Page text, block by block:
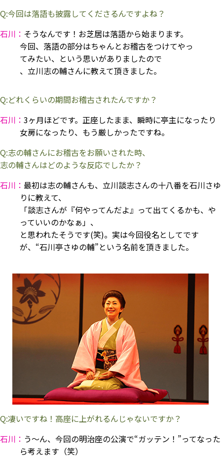
Q:今回は落語も披露してくださるんですよね？
石川： そうなんです！お芝居は落語から始まります。
今回、落語の部分はちゃんとお稽古をつけてやっ
てみたい、という思いがありましたので
、立川志の輔さんに教えて頂きました。
Q:どれくらいの期間お稽古されたんですか？
石川： 3ヶ月ほどです。正座したまま、瞬時に亭主になったり
女房になったり、もう厳しかったですね。
Q:志の輔さんにお稽古をお願いされた時、
志の輔さんはどのような反応でしたか？
石川： 最初は志の輔さんも、立川談志さんの十八番を石川さゆ
りに教えて、
「談志さんが『何やってんだよ』って出てくるかも、や
っていいのかなぁ」、
と思われたそうです(笑)。実は今回役名としてです
が、“石川亭さゆの輔”という名前を頂きました。
Q:凄いですね！高座に上がれるんじゃないですか？
石川： う～ん、今回の明治座の公演で“ガッテン！”ってなった
ら考えます（笑）